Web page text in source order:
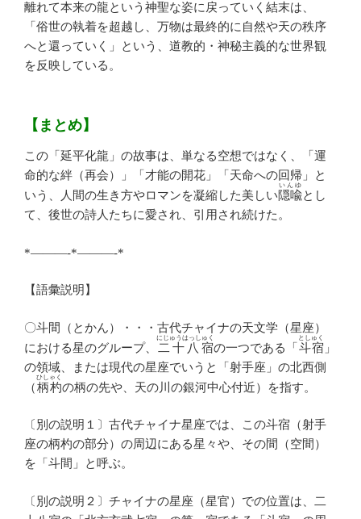
離れて本来の龍という神聖な姿に戻っていく結末は、
「俗世の執着を超越し、万物は最終的に自然や天の秩序
へと還っていく」という、道教的・神秘主義的な世界観
を反映している。
【まとめ】
この「延平化龍」の故事は、単なる空想ではなく、「運
命的な絆（再会）」「才能の開花」「天命への回帰」と
いう、人間の生き方やロマンを凝縮した美しい隠喩
いんゆ
とし
て、後世の詩人たちに愛され、引用され続けた。
*———-*———-*
【語彙説明】
〇斗間（とかん）・・・古代チャイナの天文学（星座）
における星のグループ、
二十八宿
にじゅうはっしゅく
の一つである「 斗宿
としゅく
」
の領域、または現代の星座でいうと「射手座」の北西側
（柄杓
ひしゃく
の柄の先や、天の川の銀河中心付近）を指す。
〔別の説明１〕古代チャイナ星座では、この斗宿（射手
座の柄杓の部分）の周辺にある星々や、その間（空間）
を「斗間」と呼ぶ。
〔別の説明２〕チャイナの星座（星官）での位置は、二